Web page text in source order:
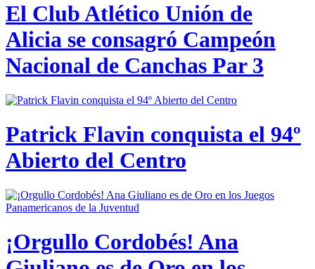
El Club Atlético Unión de
Alicia se consagró Campeón
Nacional de Canchas Par 3
Patrick Flavin conquista el 94º
Abierto del Centro
¡Orgullo Cordobés! Ana